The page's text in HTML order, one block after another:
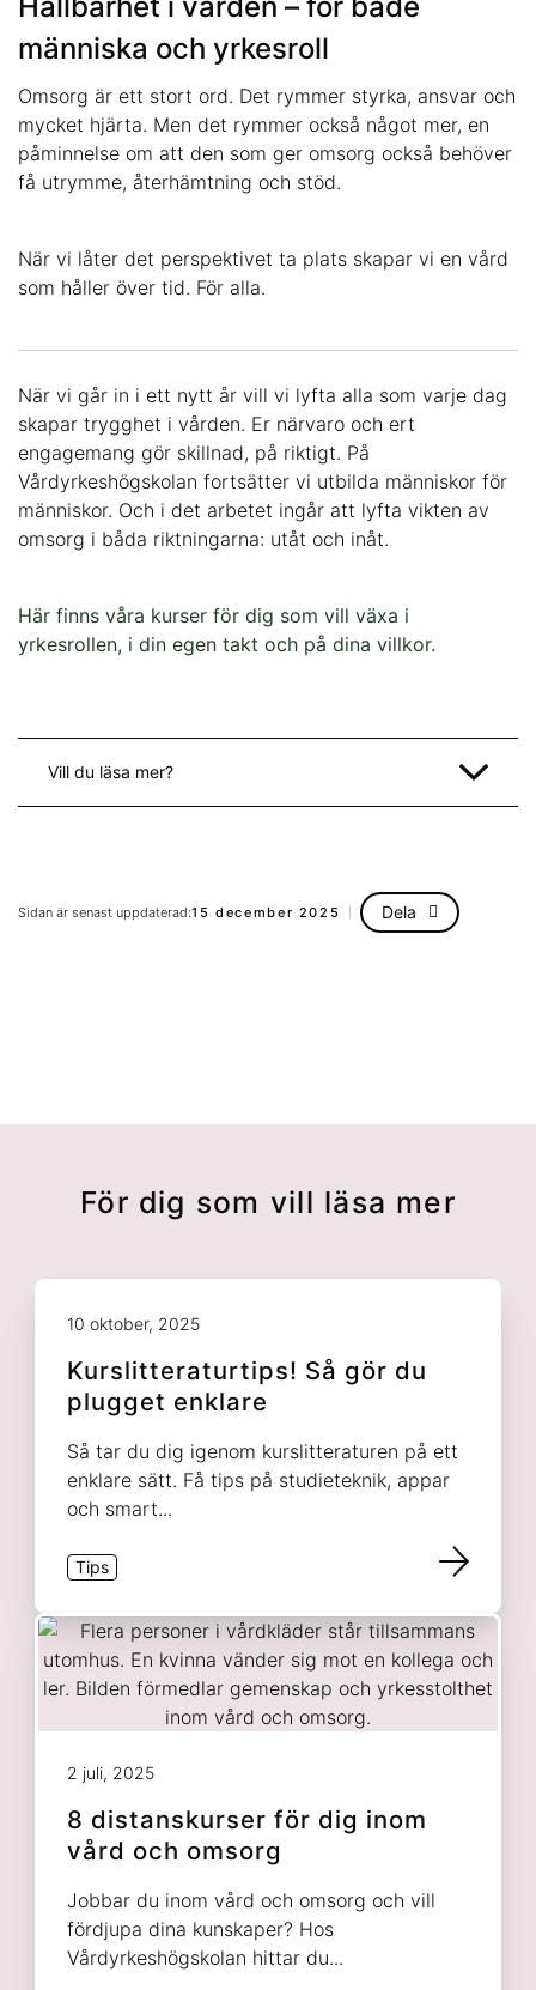
människa och yrkesroll
Omsorg är ett stort ord. Det rymmer styrka, ansvar och
mycket hjärta. Men det rymmer också något mer, en
påminnelse om att den som ger omsorg också behöver
få utrymme, återhämtning och stöd.
När vi låter det perspektivet ta plats skapar vi en vård
som håller över tid. För alla.
När vi går in i ett nytt år vill vi lyfta alla som varje dag
skapar trygghet i vården. Er närvaro och ert
engagemang gör skillnad, på riktigt. På
Vårdyrkeshögskolan fortsätter vi utbilda människor för
människor. Och i det arbetet ingår att lyfta vikten av
omsorg i båda riktningarna: utåt och inåt.
Här finns våra kurser för dig som vill växa i
yrkesrollen, i din egen takt och på dina villkor.
Vill du läsa mer?
Sidan är senast uppdaterad:15 december 2025 Dela
För dig som vill läsa mer
10 oktober, 2025
Kurslitteraturtips! Så gör du
plugget enklare
Så tar du dig igenom kurslitteraturen på ett
enklare sätt. Få tips på studieteknik, appar
och smart...
Tips
2 juli, 2025
8 distanskurser för dig inom
vård och omsorg
Jobbar du inom vård och omsorg och vill
fördjupa dina kunskaper? Hos
Vårdyrkeshögskolan hittar du...